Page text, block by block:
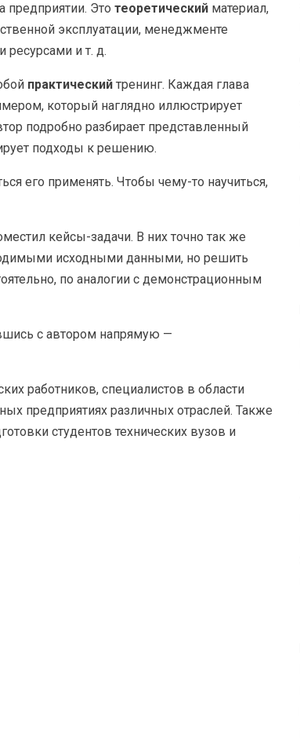
предприятии. Это теоретический материал,
эксплуатации, менеджменте
ресурсами и т. д.
практический тренинг. Каждая глава
который наглядно иллюстрирует
подробно разбирает представленный
подходы к решению.
его применять. Чтобы чему-то научиться,
кейсы-задачи. В них точно так же
исходными данными, но решить
по аналогии с демонстрационным
с автором напрямую —
работников, специалистов в области
предприятиях различных отраслей. Также
студентов технических вузов и